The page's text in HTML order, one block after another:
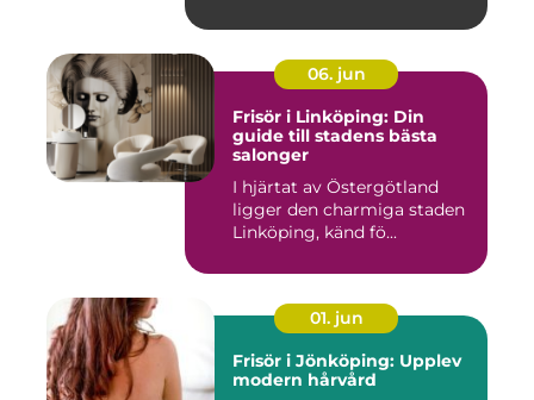
06. jun
Frisör i Linköping: Din
guide till stadens bästa
salonger
I hjärtat av Östergötland
ligger den charmiga staden
Linköping, känd fö...
01. jun
Frisör i Jönköping: Upplev
modern hårvård